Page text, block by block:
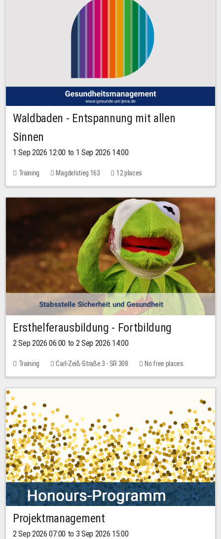
Waldbaden - Entspannung mit allen
Sinnen
1 Sep 2026 12:00 to 1 Sep 2026 14:00
Training Magdelstieg 163 12 places
Ersthelferausbildung - Fortbildung
2 Sep 2026 06:00 to 2 Sep 2026 14:00
Training Carl-Zeiß-Straße 3 - SR 308 No free places
Projektmanagement
2 Sep 2026 07:00 to 3 Sep 2026 15:00